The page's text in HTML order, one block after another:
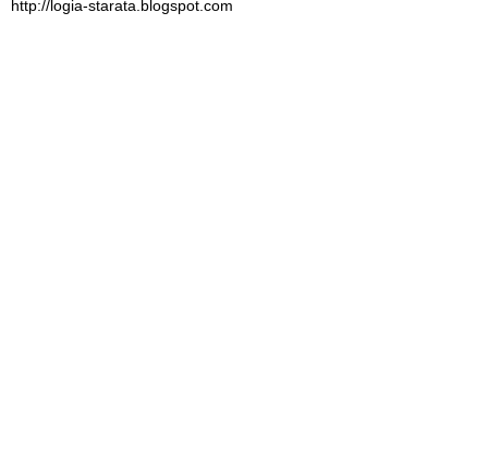
http://logia-starata.blogspot.com